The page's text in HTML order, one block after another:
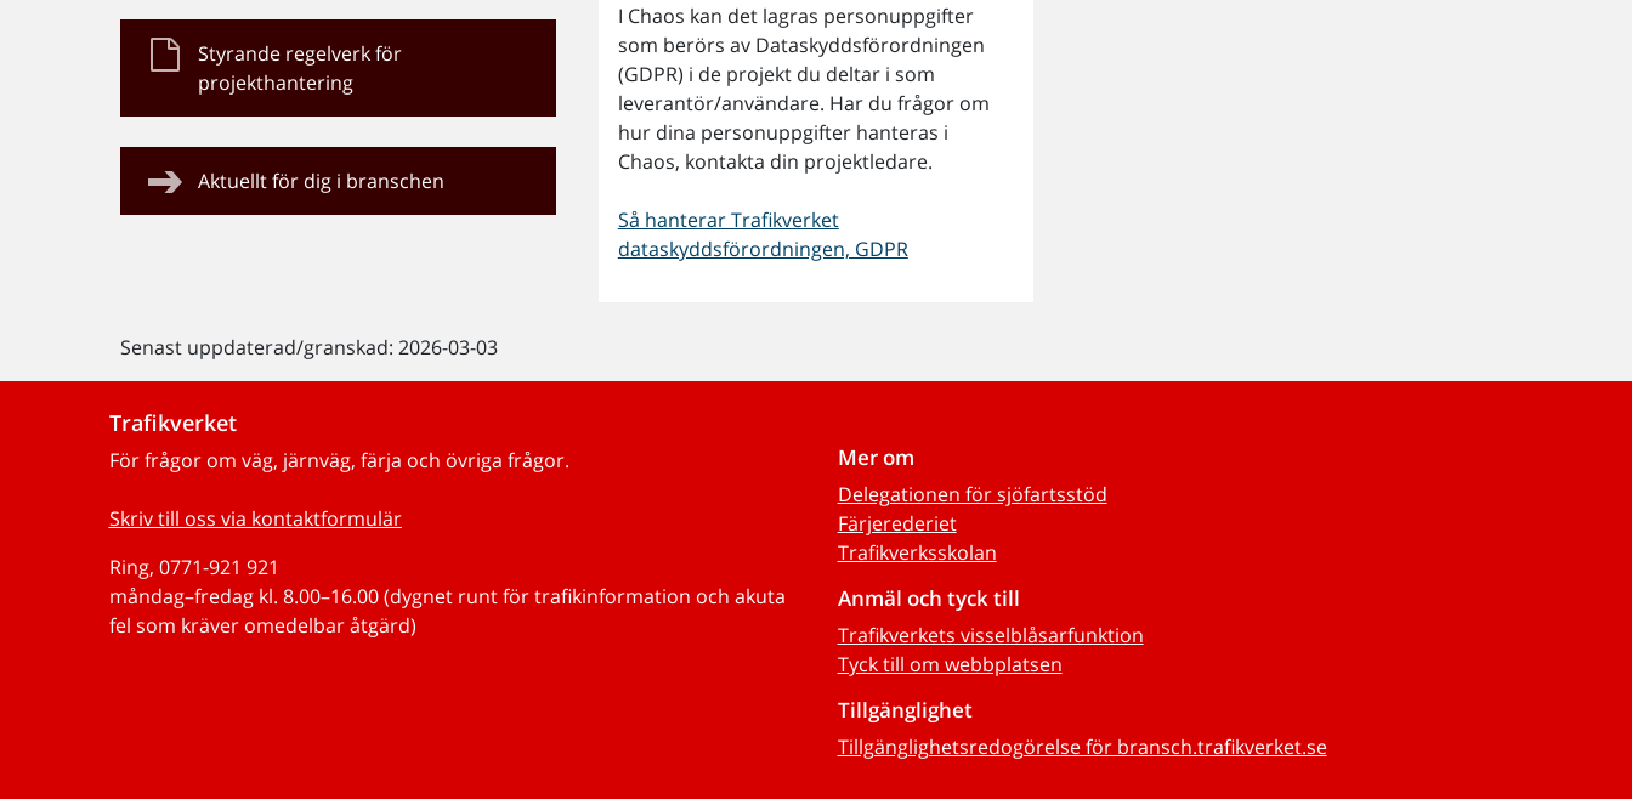
Styrande regelverk för
projekthantering
Aktuellt för dig i branschen
I Chaos kan det lagras personuppgifter
som berörs av Dataskyddsförordningen
(GDPR) i de projekt du deltar i som
leverantör/användare. Har du frågor om
hur dina personuppgifter hanteras i
Chaos, kontakta din projektledare.
Så hanterar Trafikverket
dataskyddsförordningen, GDPR
Senast uppdaterad/granskad: 2026-03-03
Trafikverket
För frågor om väg, järnväg, färja och övriga frågor.
Skriv till oss via kontaktformulär
Ring, 0771-921 921
måndag–fredag kl. 8.00–16.00 (dygnet runt för trafikinformation och akuta
fel som kräver omedelbar åtgärd)
Mer om
Delegationen för sjöfartsstöd
Färjerederiet
Trafikverksskolan
Anmäl och tyck till
Trafikverkets visselblåsarfunktion
Tyck till om webbplatsen
Tillgänglighet
Tillgänglighetsredogörelse för bransch.trafikverket.se